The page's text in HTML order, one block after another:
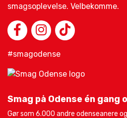
smagsoplevelse. Velbekomme.
#smagodense
Smag på Odense én gang
Gør som 6.000 andre odenseanere